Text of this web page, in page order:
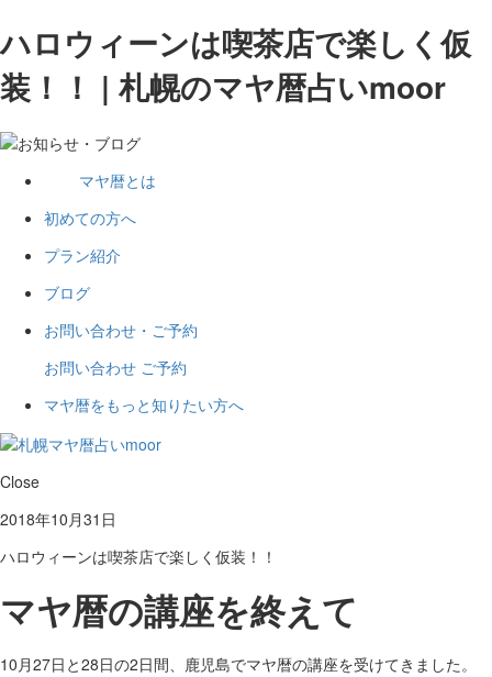
ハロウィーンは喫茶店で楽しく仮
装！！ | 札幌のマヤ暦占いmoor
マヤ暦とは
初めての方へ
プラン紹介
ブログ
お問い合わせ・ご予約
お問い合わせ ご予約
マヤ暦をもっと知りたい方へ
Close
2018年10月31日
ハロウィーンは喫茶店で楽しく仮装！！
マヤ暦の講座を終えて
10月27日と28日の2日間、鹿児島でマヤ暦の講座を受けてきました。